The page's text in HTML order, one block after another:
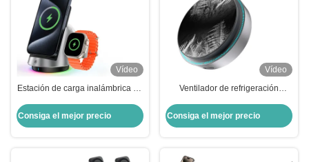
Vídeo
Estación de carga inalámbrica de
Consiga el mejor precio
Vídeo
Ventilador de refrigeración
magnético 15w de carga rápida
ligero
Consiga el mejor precio